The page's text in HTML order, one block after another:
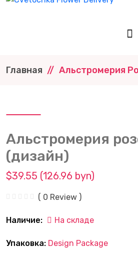
Главная Альстромерия
Альстромерия
(дизайн)
$39.55 (126.96 byn)
( 0 Review )
Наличие: На складе
Упаковка: Design Package